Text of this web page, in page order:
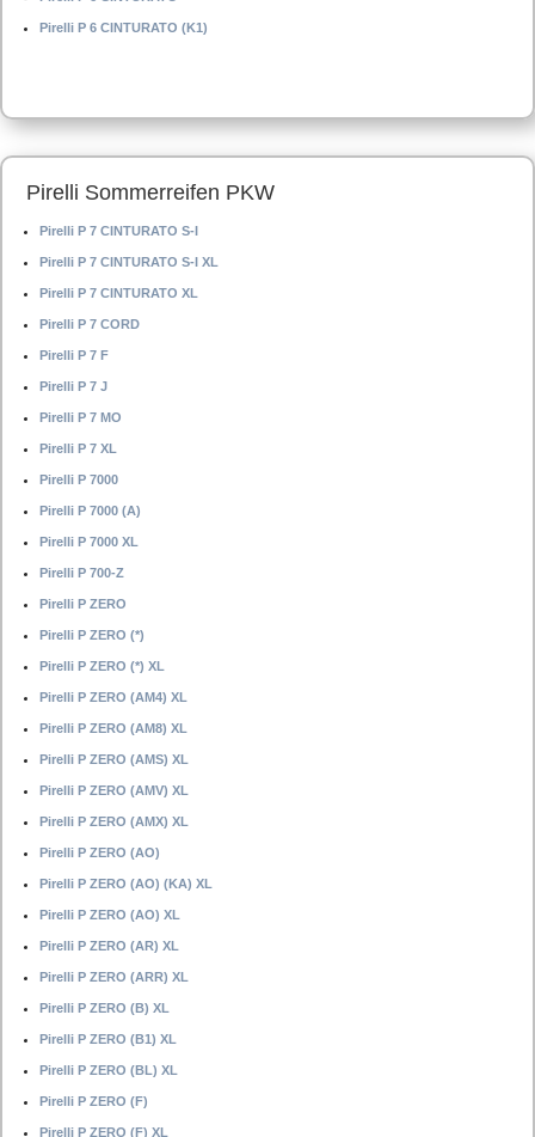
Pirelli P 6 CINTURATO (K1)
Pirelli Sommerreifen PKW
Pirelli P 7 CINTURATO S-I
Pirelli P 7 CINTURATO S-I XL
Pirelli P 7 CINTURATO XL
Pirelli P 7 CORD
Pirelli P 7 F
Pirelli P 7 J
Pirelli P 7 MO
Pirelli P 7 XL
Pirelli P 7000
Pirelli P 7000 (A)
Pirelli P 7000 XL
Pirelli P 700-Z
Pirelli P ZERO
Pirelli P ZERO (*)
Pirelli P ZERO (*) XL
Pirelli P ZERO (AM4) XL
Pirelli P ZERO (AM8) XL
Pirelli P ZERO (AMS) XL
Pirelli P ZERO (AMV) XL
Pirelli P ZERO (AMX) XL
Pirelli P ZERO (AO)
Pirelli P ZERO (AO) (KA) XL
Pirelli P ZERO (AO) XL
Pirelli P ZERO (AR) XL
Pirelli P ZERO (ARR) XL
Pirelli P ZERO (B) XL
Pirelli P ZERO (B1) XL
Pirelli P ZERO (BL) XL
Pirelli P ZERO (F)
Pirelli P ZERO (F) XL